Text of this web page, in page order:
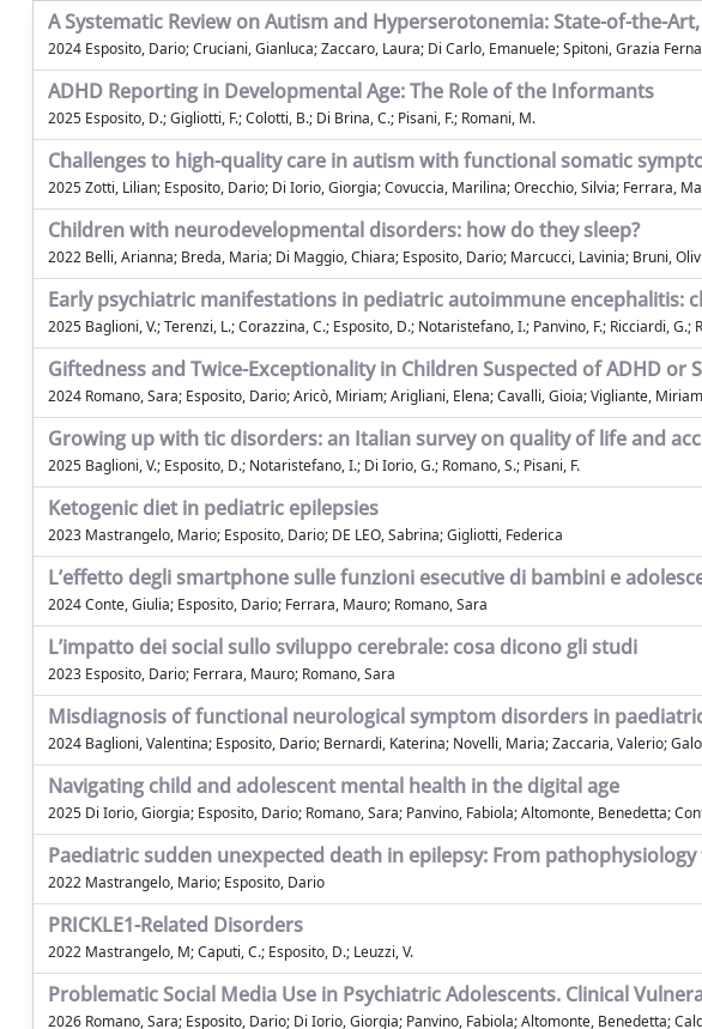
A Systematic Review on Autism and Hyperserotonemia: State-of-the-
2024 Esposito, Dario; Cruciani, Gianluca; Zaccaro, Laura; Di Carlo, Emanuele; Spitoni, Grazia
ADHD Reporting in Developmental Age: The Role of the Informants
2025 Esposito, D.; Gigliotti, F.; Colotti, B.; Di Brina, C.; Pisani, F.; Romani, M.
Challenges to high-quality care in autism with functional somatic
2025 Zotti, Lilian; Esposito, Dario; Di Iorio, Giorgia; Covuccia, Marilina; Orecchio, Silvia; Ferrara,
Children with neurodevelopmental disorders: how do they sleep?
2022 Belli, Arianna; Breda, Maria; Di Maggio, Chiara; Esposito, Dario; Marcucci, Lavinia; Bruni,
Early psychiatric manifestations in pediatric autoimmune encephalitis:
2025 Baglioni, V.; Terenzi, L.; Corazzina, C.; Esposito, D.; Notaristefano, I.; Panvino, F.; Ricciardi, G.;
Giftedness and Twice-Exceptionality in Children Suspected of ADHD or
2024 Romano, Sara; Esposito, Dario; Aricò, Miriam; Arigliani, Elena; Cavalli, Gioia; Vigliante,
Growing up with tic disorders: an Italian survey on quality of life and
2025 Baglioni, V.; Esposito, D.; Notaristefano, I.; Di Iorio, G.; Romano, S.; Pisani, F.
Ketogenic diet in pediatric epilepsies
2023 Mastrangelo, Mario; Esposito, Dario; DE LEO, Sabrina; Gigliotti, Federica
L’effetto degli smartphone sulle funzioni esecutive di bambini e
2024 Conte, Giulia; Esposito, Dario; Ferrara, Mauro; Romano, Sara
L’impatto dei social sullo sviluppo cerebrale: cosa dicono gli studi
2023 Esposito, Dario; Ferrara, Mauro; Romano, Sara
Misdiagnosis of functional neurological symptom disorders in
2024 Baglioni, Valentina; Esposito, Dario; Bernardi, Katerina; Novelli, Maria; Zaccaria, Valerio;
Navigating child and adolescent mental health in the digital age
2025 Di Iorio, Giorgia; Esposito, Dario; Romano, Sara; Panvino, Fabiola; Altomonte, Benedetta;
Paediatric sudden unexpected death in epilepsy: From
2022 Mastrangelo, Mario; Esposito, Dario
PRICKLE1-Related Disorders
2022 Mastrangelo, M; Caputi, C.; Esposito, D.; Leuzzi, V.
Problematic Social Media Use in Psychiatric Adolescents. Clinical
2026 Romano, Sara; Esposito, Dario; Di Iorio, Giorgia; Panvino, Fabiola; Altomonte, Benedetta;